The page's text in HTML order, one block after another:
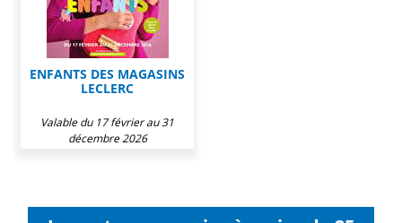
ENFANTS DES MAGASINS
LECLERC
Valable du 17 février au 31
décembre 2026